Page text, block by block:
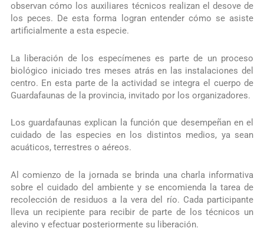
observan cómo los auxiliares técnicos realizan el desove de
los peces. De esta forma logran entender cómo se asiste
artificialmente a esta especie.
La liberación de los especímenes es parte de un proceso
biológico iniciado tres meses atrás en las instalaciones del
centro. En esta parte de la actividad se integra el cuerpo de
Guardafaunas de la provincia, invitado por los organizadores.
Los guardafaunas explican la función que desempeñan en el
cuidado de las especies en los distintos medios, ya sean
acuáticos, terrestres o aéreos.
Al comienzo de la jornada se brinda una charla informativa
sobre el cuidado del ambiente y se encomienda la tarea de
recolección de residuos a la vera del río. Cada participante
lleva un recipiente para recibir de parte de los técnicos un
alevino y efectuar posteriormente su liberación.